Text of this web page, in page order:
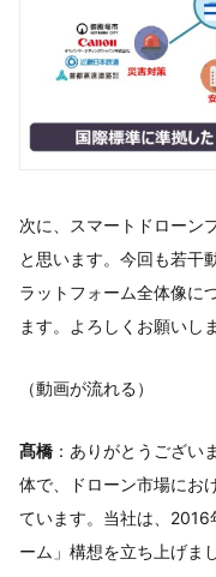
次に、スマートドローン
と思います。今回も若干
ラットフォーム全体像に
ます。よろしくお願いし
（動画が流れる）
髙橋 ：ありがとうござい
体で、ドローン市場にお
ています。当社は、
ーム」構想を立ち上げま